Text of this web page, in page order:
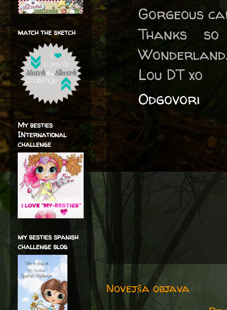
Gorgeous
Thanks
Lou DT xo
Odgovori
Novejša objava
match the sketch
My besties
INternational
challenge
my besties spanish
challenge blog